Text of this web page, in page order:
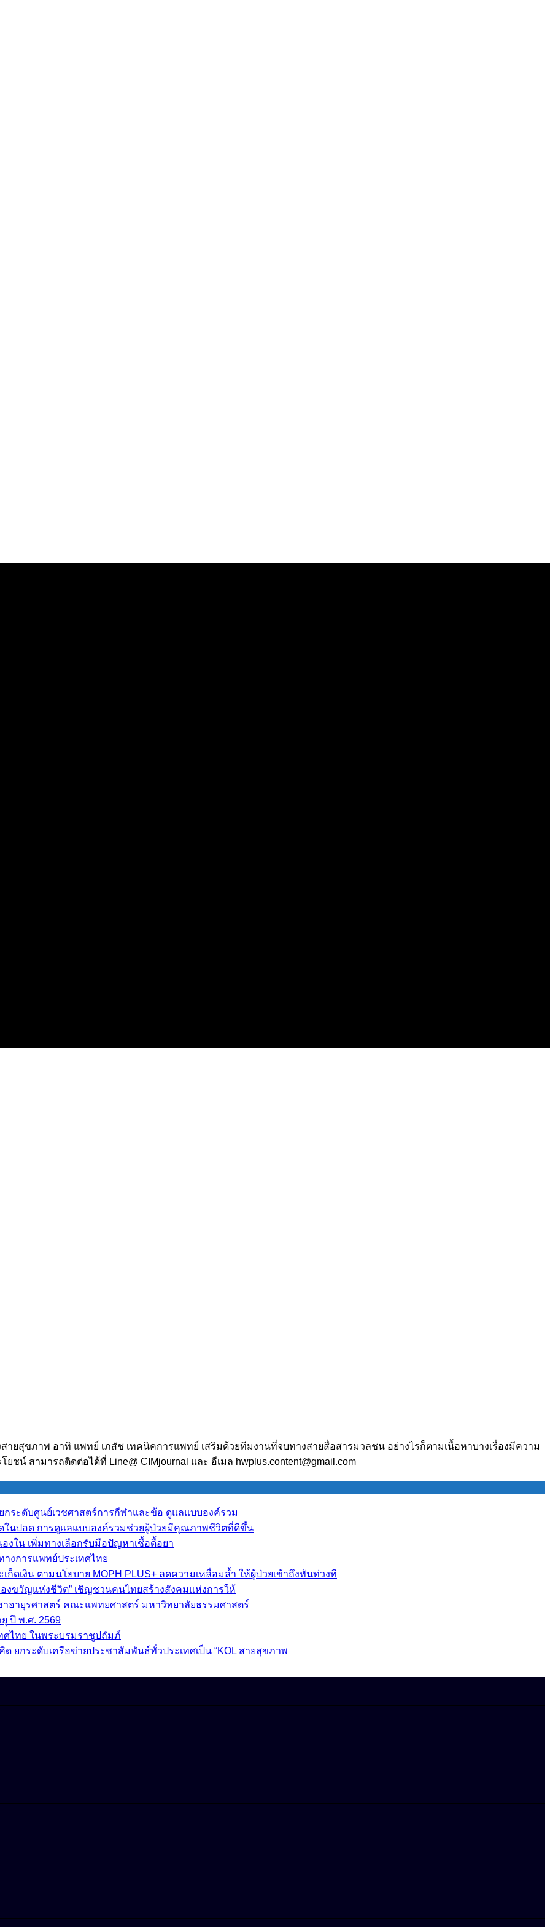
ยสุขภาพ อาทิ แพทย์ เภสัช เทคนิคการแพทย์ เสริมด้วยทีมงานที่จบทางสายสื่อสารมวลชน อย่างไรก็ตามเนื้อหาบางเรื่องมีความ
น์ สามารถติดต่อได้ที่ Line@ CIMjournal และ อีเมล hwplus.content@gmail.com
กระดับศูนย์เวชศาสตร์การกีฬาและข้อ ดูแลแบบองค์รวม
ดในปอด การดูแลแบบองค์รวมช่วยผู้ป่วยมีคุณภาพชีวิตที่ดีขึ้น
ใน เพิ่มทางเลือกรับมือปัญหาเชื้อดื้อยา
างการแพทย์ประเทศไทย
ก็ดเงิน ตามนโยบาย MOPH PLUS+ ลดความเหลื่อมล้ำ ให้ผู้ป่วยเข้าถึงทันท่วงที
งขวัญแห่งชีวิต” เชิญชวนคนไทยสร้างสังคมแห่งการให้
อายุรศาสตร์ คณะแพทยศาสตร์ มหาวิทยาลัยธรรมศาสตร์
ปี พ.ศ. 2569
ศไทย ในพระบรมราชูปถัมภ์
ยกระดับเครือข่ายประชาสัมพันธ์ทั่วประเทศเป็น “KOL สายสุขภาพ